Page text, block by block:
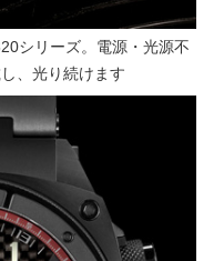
シリーズ。電源・光源不
、光り続けます